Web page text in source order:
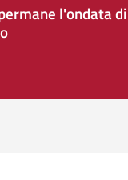
l'ondata